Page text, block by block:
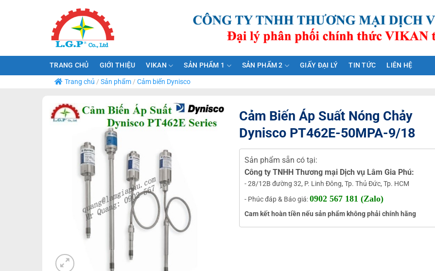
TRANG CHỦ GIỚI THIỆU VIKAN SẢN PHẨM 1 SẢN PHẨM 2 GIẤY ĐẠI LÝ TIN TỨC LIÊN HỆ
Trang chủ / Sản phẩm/ Cảm biến Dynisco
Cảm Biến Áp Suất Nóng Chảy
Dynisco PT462E-50MPA-9/18
Sản phẩm sẵn có tại:
Công ty TNHH Thương mại Dịch vụ Lâm Gia Phú:
- 28/12B đường 32, P. Linh Đông, Tp. Thủ Đức, Tp. HCM
- Phúc đáp & Báo giá:0902 567 181 (Zalo)
Cam kết hoàn tiền nếu sản phẩm không phải chính hãng